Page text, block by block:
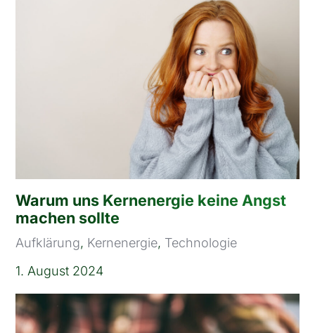
Warum uns Kernenergie keine Angst
machen sollte
Aufklärung, Kernenergie, Technologie
1. August 2024